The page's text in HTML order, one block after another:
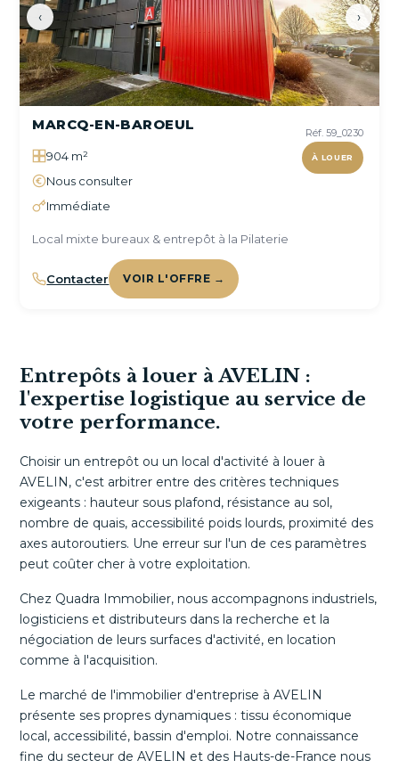
‹ ›
Réf. 59_0230
À LOUER
MARCQ-EN-BAROEUL
904 m²
Nous consulter
Immédiate
Local mixte bureaux & entrepôt à la Pilaterie
Contacter VOIR L'OFFRE →
Entrepôts à louer à AVELIN :
l'expertise logistique au service de
votre performance.
Choisir un entrepôt ou un local d'activité à louer à
AVELIN, c'est arbitrer entre des critères techniques
exigeants : hauteur sous plafond, résistance au sol,
nombre de quais, accessibilité poids lourds, proximité des
axes autoroutiers. Une erreur sur l'un de ces paramètres
peut coûter cher à votre exploitation.
Chez Quadra Immobilier, nous accompagnons industriels,
logisticiens et distributeurs dans la recherche et la
négociation de leurs surfaces d'activité, en location
comme à l'acquisition.
Le marché de l'immobilier d'entreprise à AVELIN
présente ses propres dynamiques : tissu économique
local, accessibilité, bassin d'emploi. Notre connaissance
fine du secteur de AVELIN et des Hauts-de-France nous